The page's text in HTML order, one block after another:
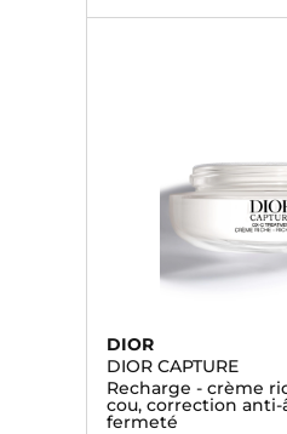
DIOR
DIOR CAPTURE
Recharge - crème
cou, correction anti-
fermeté